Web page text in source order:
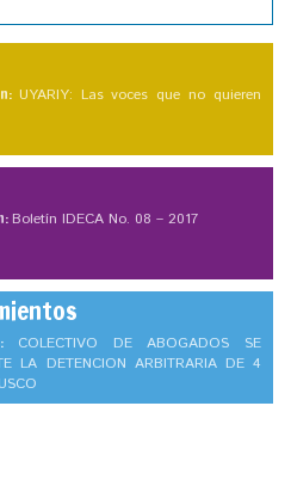
UYARIY: Las voces que no quieren
Boletín IDECA No. 08 – 2017
COLECTIVO DE ABOGADOS SE
LA DETENCION ARBITRARIA DE 4